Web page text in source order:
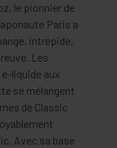
le pionnier de
Paris a
intrépide,
Les
liquide aux
se mélangent
de Classic
Avec sa base